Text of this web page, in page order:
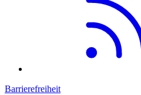
Barrierefreiheit